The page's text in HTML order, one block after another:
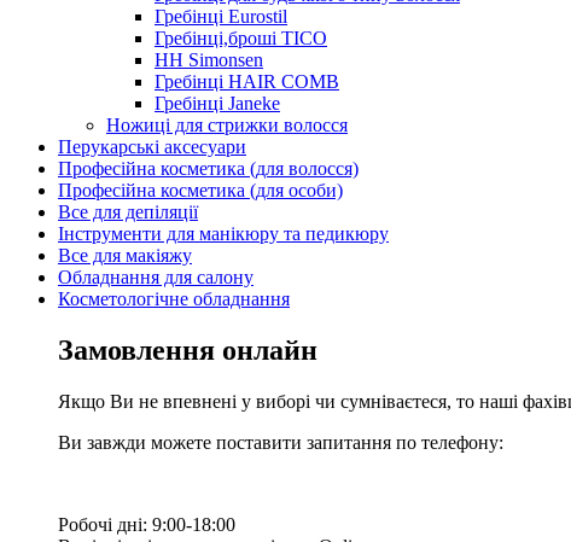
Гребінці Eurostil
Гребінці,броші TICO
HH Simonsen
Гребінці HAIR COMB
Гребінці Janeke
Ножиці для стрижки волосся
Перукарські аксесуари
Професійна косметика (для волосся)
Професійна косметика (для особи)
Все для депіляції
Інструменти для манікюру та педикюру
Все для макіяжу
Обладнання для салону
Косметологічне обладнання
Замовлення онлайн
Якщо Ви не впевнені у виборі чи сумніваєтеся, то наші
Ви завжди можете поставити запитання по телефону:
Робочі дні: 9:00-18:00